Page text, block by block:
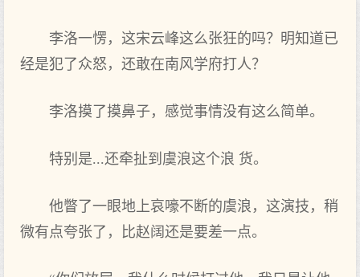
李洛一愣，这宋云峰这么张狂的吗？明知道已
经是犯了众怒，还敢在南风学府打人？
李洛摸了摸鼻子，感觉事情没有这么简单。
特别是...还牵扯到虞浪这个浪 货。
他瞥了一眼地上哀嚎不断的虞浪，这演技，稍
微有点夸张了，比赵阔还是要差一点。